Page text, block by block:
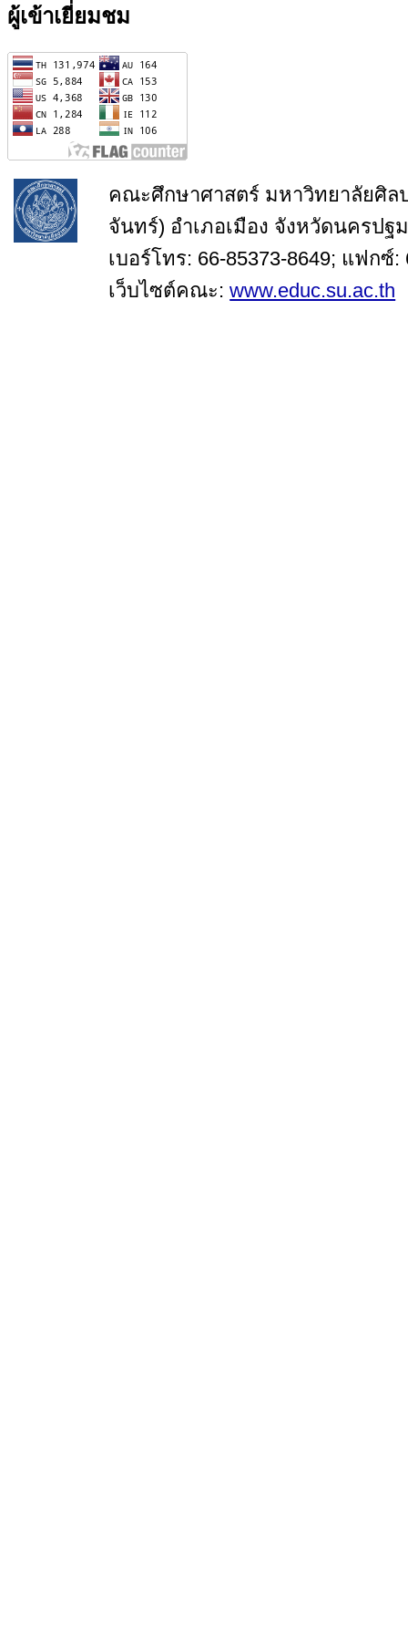
ผู้เข้าเยี่ยมชม
คณะศึกษาศาสตร์ มหาวิทยาลัยศิล
จันทร์) อำเภอเมือง จังหวัดนครปฐ
เบอร์โทร: 66-85373-8649; แฟกซ์:
เว็บไซต์คณะ:www.educ.su.ac.th